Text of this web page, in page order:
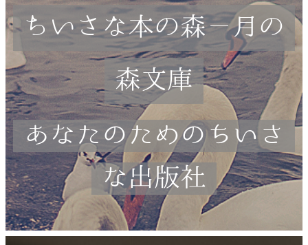
ちいさな本の森－月の
森文庫
あなたのためのちいさ
な出版社